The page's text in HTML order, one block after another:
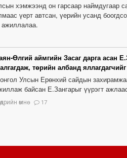
хэмжээнд он гарсаар наймдугаар
үерт автсан, үерийн усанд
ажиллалаа.
Өлгий аймгийн Засаг дарга асан
төрийн албанд
Улсын Ерөнхий сайдын
байсан Е.Зангарыг үүрэгт
өмнө 17